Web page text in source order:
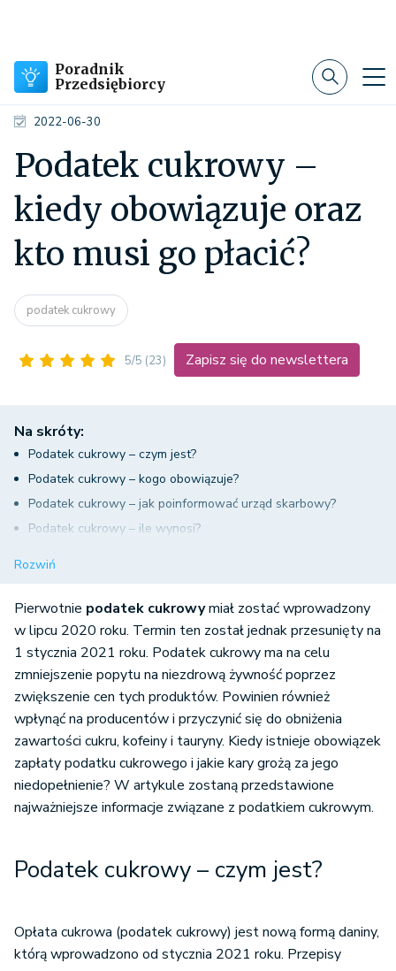
Podatek cukrowy –
kiedy obowiązuje oraz
kto musi go płacić?
podatek cukrowy
Zapisz się do newslettera
Podatek cukrowy – czym jest?
Podatek cukrowy – kogo obowiązuje?
Podatek cukrowy – jak poinformować urząd skarbowy?
Podatek cukrowy – ile wynosi?
Podatek cukrowy – do kiedy i na jaki rachunek wpłacić?
w lipcu 2020 roku. Termin ten został jednak przesunięty na
1 stycznia 2021 roku. Podatek cukrowy ma na celu
zmniejszenie popytu na niezdrową żywność poprzez
zwiększenie cen tych produktów. Powinien również
wpłynąć na producentów i przyczynić się do obniżenia
zawartości cukru, kofeiny i tauryny. Kiedy istnieje obowiązek
zapłaty podatku cukrowego i jakie kary grożą za jego
niedopełnienie? W artykule zostaną przedstawione
najważniejsze informacje związane z podatkiem cukrowym.
Podatek cukrowy – czym jest?
którą wprowadzono od stycznia 2021 roku. Przepisy
dotyczące podatku cukrowego wprowadza art. 7 ustawy o